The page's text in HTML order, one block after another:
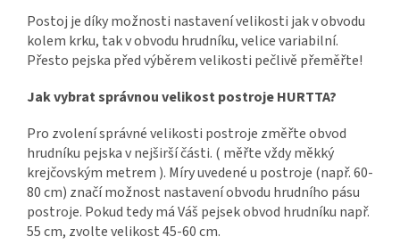
Postoj je díky možnosti nastavení velikosti jak v obvodu
kolem krku, tak v obvodu hrudníku, velice variabilní.
Přesto pejska před výběrem velikosti pečlivě přeměřte!
Jak vybrat správnou velikost postroje HURTTA?
Pro zvolení správné velikosti postroje změřte obvod
hrudníku pejska v nejširší části. ( měřte vždy měkký
krejčovským metrem ). Míry uvedené u postroje (např. 60-
80 cm) značí možnost nastavení obvodu hrudního pásu
postroje. Pokud tedy má Váš pejsek obvod hrudníku např.
55 cm, zvolte velikost 45-60 cm.